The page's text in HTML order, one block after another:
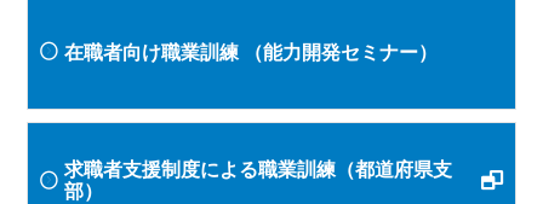
在職者向け職業訓練 （能力開発セミナー）
求職者支援制度による職業訓練（都道府県支
部）